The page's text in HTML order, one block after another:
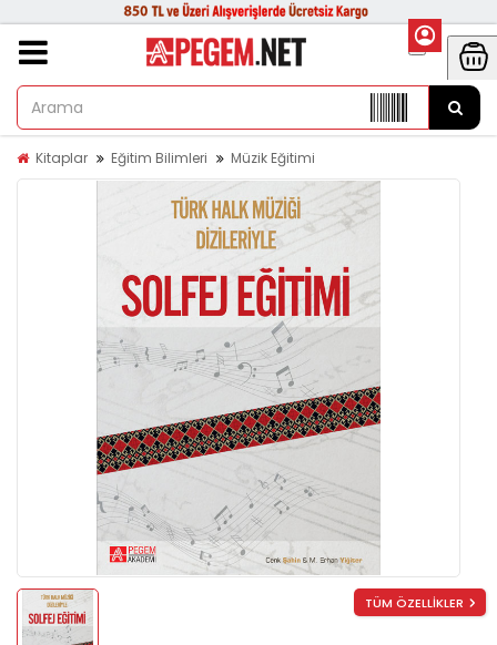
Kitaplar Eğitim Bilimleri Müzik Eğitimi
TÜM ÖZELLİKLER